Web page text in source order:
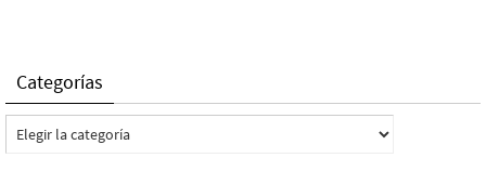
Categorías
Categorías